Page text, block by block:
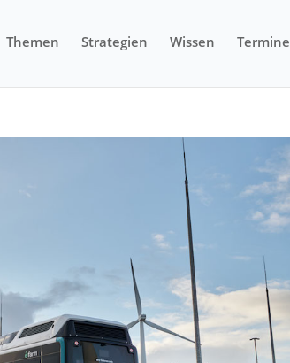
Themen Strategien Wissen Termine